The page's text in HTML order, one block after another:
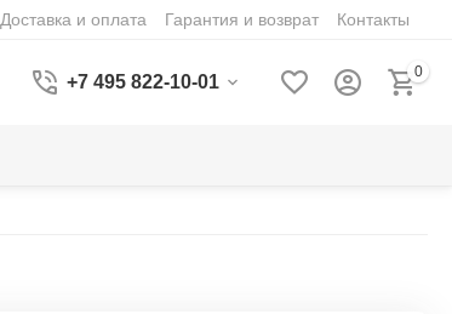
Доставка и оплата Гарантия и возврат Контакты
+7 495 822-10-01 0